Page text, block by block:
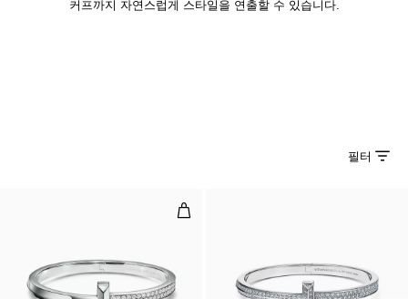
커프까지 자연스럽게 스타일을 연출할 수 있습니다.
필터
T1 와이드 다이아몬드 힌지드 뱅글,